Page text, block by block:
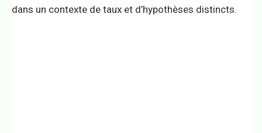
dans un contexte de taux et d’hypothèses distincts.